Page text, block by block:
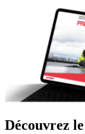
Découvrez